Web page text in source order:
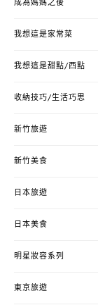
成為媽媽之後
我想這是家常菜
我想這是甜點/西點
收納技巧/生活巧思
新竹旅遊
新竹美食
日本旅遊
日本美食
明星妝容系列
東京旅遊